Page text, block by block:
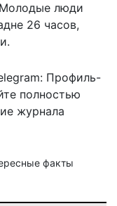
люди
26 часов,
Профиль-
полностью
журнала
факты